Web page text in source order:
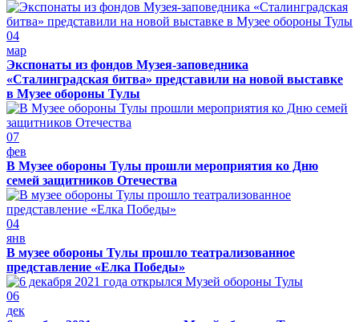
04
мар
Экспонаты из фондов Музея-заповедника
«Сталинградская битва» представили на новой выставке
в Музее обороны Тулы
07
фев
В Музее обороны Тулы прошли мероприятия ко Дню
семей защитников Отечества
04
янв
В музее обороны Тулы прошло театрализованное
представление «Елка Победы»
06
дек